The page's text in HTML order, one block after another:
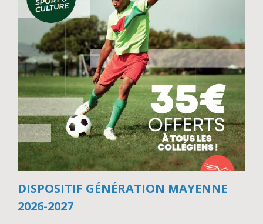
DISPOSITIF GÉNÉRATION MAYENNE
2026-2027